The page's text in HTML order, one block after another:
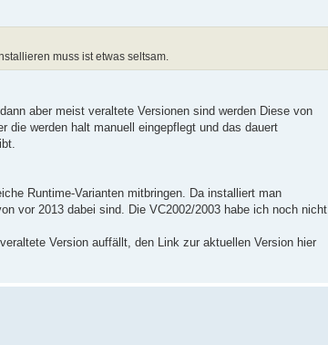
muss ist etwas seltsam.
aber meist veraltete Versionen sind werden Diese von
werden halt manuell eingepflegt und das dauert
Runtime-Varianten mitbringen. Da installiert man
vor 2013 dabei sind. Die VC2002/2003 habe ich noch nicht
Version auffällt, den Link zur aktuellen Version hier